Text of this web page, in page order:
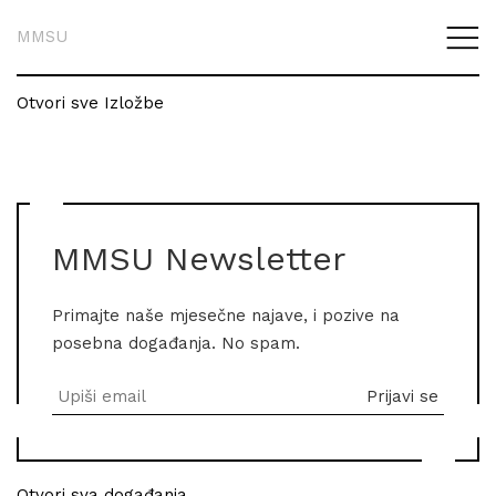
MMSU
Otvori sve Izložbe
MMSU Newsletter
Primajte naše mjesečne najave, i pozive na
posebna događanja. No spam.